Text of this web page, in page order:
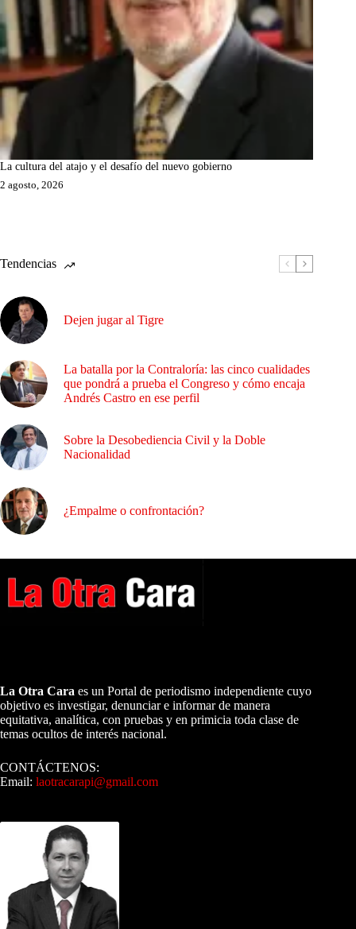
La cultura del atajo y el desafío del nuevo gobierno
2 agosto, 2026
Tendencias
Dejen jugar al Tigre
La batalla por la Contraloría: las cinco cualidades
que pondrá a prueba el Congreso y cómo encaja
Andrés Castro en ese perfil
Sobre la Desobediencia Civil y la Doble
Nacionalidad
¿Empalme o confrontación?
La Otra Cara es un Portal de periodismo independiente cuyo
objetivo es investigar, denunciar e informar de manera
equitativa, analítica, con pruebas y en primicia toda clase de
temas ocultos de interés nacional.
CONTÁCTENOS:
Email: laotracarapi@gmail.com